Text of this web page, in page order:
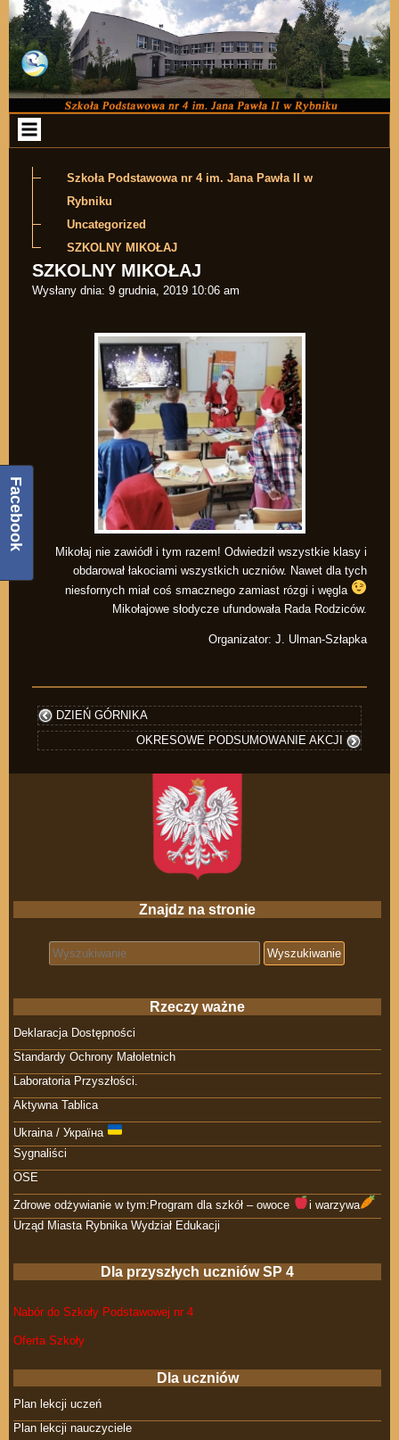
Przejdź do zawartości
Szkoła Podstawowa nr 4 im. Jana Pawła II w
Rybniku
Uncategorized
SZKOLNY MIKOŁAJ
SZKOLNY MIKOŁAJ
Wysłany dnia: 9 grudnia, 2019 10:06 am
Mikołaj nie zawiódł i tym razem! Odwiedził wszystkie klasy i
obdarował łakociami wszystkich uczniów. Nawet dla tych
niesfornych miał coś smacznego zamiast rózgi i węgla
Mikołajowe słodycze ufundowała Rada Rodziców.
Organizator: J. Ulman-Szłapka
DZIEŃ GÓRNIKA
OKRESOWE PODSUMOWANIE AKCJI
Znajdz na stronie
Search for:
Rzeczy ważne
Deklaracja Dostępności
Standardy Ochrony Małoletnich
Laboratoria Przyszłości.
Aktywna Tablica
Ukraina / Україна
Sygnaliści
OSE
Zdrowe odżywianie w tym:Program dla szkół – owoce
i warzywa
Urząd Miasta Rybnika Wydział Edukacji
Dla przyszłych uczniów SP 4
Nabór do Szkoły Podstawowej nr 4
Oferta Szkoły
Dla uczniów
Plan lekcji uczeń
Plan lekcji nauczyciele
Facebook